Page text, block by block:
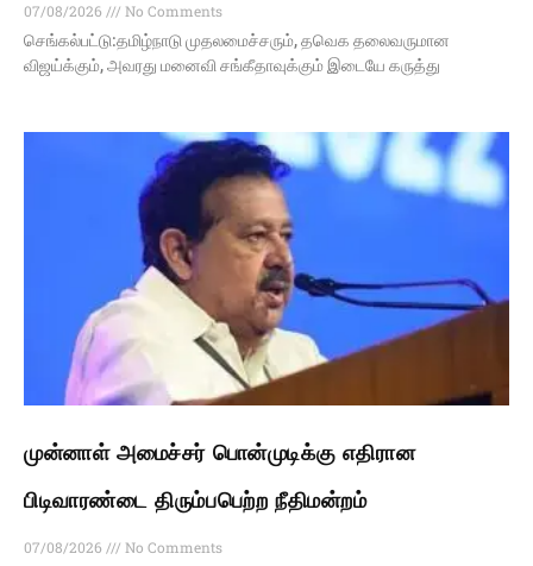
07/08/2026
No Comments
செங்கல்பட்டு:தமிழ்நாடு முதலமைச்சரும், தவெக தலைவருமான
விஜய்க்கும், அவரது மனைவி சங்கீதாவுக்கும் இடையே கருத்து
முன்னாள் அமைச்சர் பொன்முடிக்கு எதிரான
பிடிவாரண்டை திரும்பபெற்ற நீதிமன்றம்
07/08/2026
No Comments